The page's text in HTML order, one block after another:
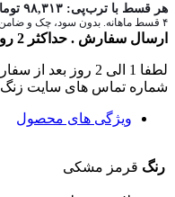
هر قسط با ترب‌پی: ۹۸,۳۱۳
۴ قسط ماهانه. بدون سود، چک و ضامن.
ارسال سفارش . حداکثر 2 روز کاری
لطفا 1 الی 2 روز
شماره تماس های سایت زنگ
ویژگی های محصول
رنگ قرمز مشکی